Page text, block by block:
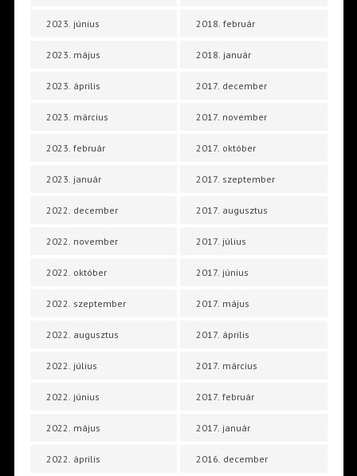
2023. június
2023. május
2023. április
2023. március
2023. február
2023. január
2022. december
2022. november
2022. október
2022. szeptember
2022. augusztus
2022. július
2022. június
2022. május
2022. április
2018. február
2018. január
2017. december
2017. november
2017. október
2017. szeptember
2017. augusztus
2017. július
2017. június
2017. május
2017. április
2017. március
2017. február
2017. január
2016. december